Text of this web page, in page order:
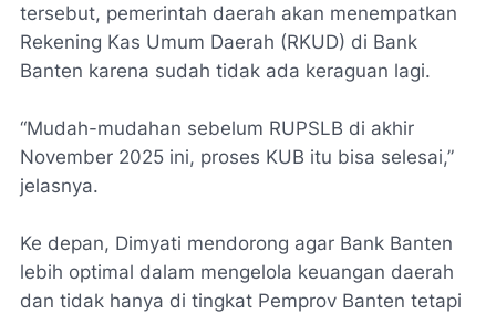
tersebut, pemerintah daerah akan menempatkan
Rekening Kas Umum Daerah (RKUD) di Bank
Banten karena sudah tidak ada keraguan lagi.
“Mudah-mudahan sebelum RUPSLB di akhir
November 2025 ini, proses KUB itu bisa selesai,”
jelasnya.
Ke depan, Dimyati mendorong agar Bank Banten
lebih optimal dalam mengelola keuangan daerah
dan tidak hanya di tingkat Pemprov Banten tetapi